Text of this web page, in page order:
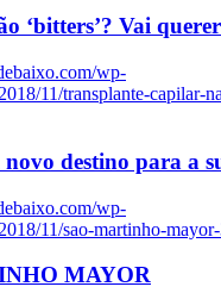
‘bitters’? Vai
wp-
11/transplante-capilar-
destino para a
wp-
11/sao-martinho-
MAYOR